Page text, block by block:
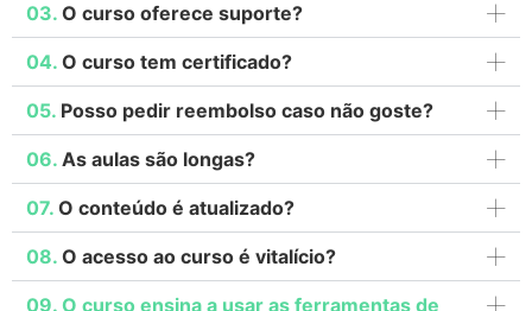
03. O curso oferece suporte?
04. O curso tem certificado?
05. Posso pedir reembolso caso não goste?
06. As aulas são longas?
07. O conteúdo é atualizado?
08. O acesso ao curso é vitalício?
09. O curso ensina a usar as ferramentas de